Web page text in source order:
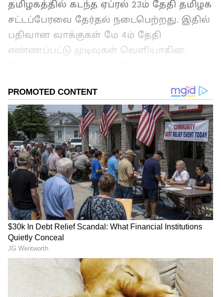
தமிழகத்தில் கடந்த ஏப்ரல் 23ம் தேதி தமிழக
சட்டப்பேரவை தேர்தல் நடைபெற்றது. இதில்
பதிவான வாக்குகள் மே 4ம் தேதி
எண்ணப்பட்டு முடிவுகள் வெளியாகின.
வெற்றி பெற்றது. இதனையடுத்து
பெருபான்மைக்கு தேவையான 118 இடங்கள்
இல்லாத நிலையில் தவெக தலைவர் விஜய்
திமுக கூட்டணி கட்சிகளான விசிக,
கம்யூனிஸ்ட், இந்திய யூனியன் முஸ்லீம் லீக்
மற்றும் காங்கிரஸ் ஆதரவு அளித்ததை
அடுத்து முதல்வராக விஜய் கடந்த 10ம் தேதி
பதவியேற்றுக்கொண்டார்.
ஏசியாநெட் தமிழ்-ஐ உங்கள் முதன்மைத்